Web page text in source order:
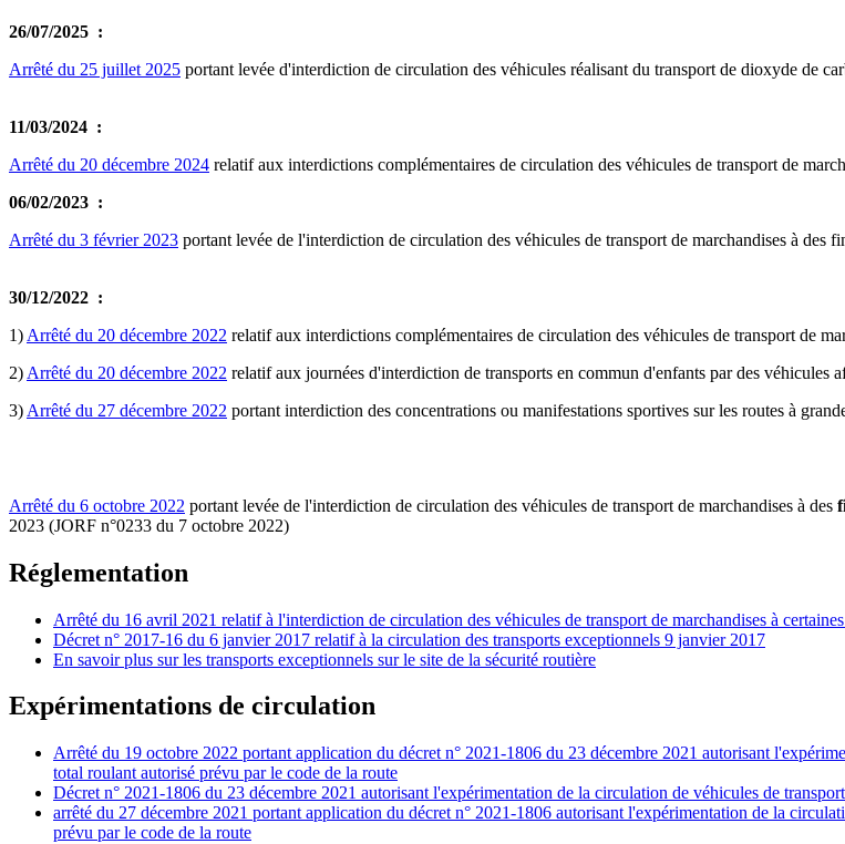
26/07/2025 :
Arrêté du 25 juillet 2025 portant levée d'interdiction de circulation des véhicules réalisant du transport de dioxyde de
11/03/2024 :
Arrêté du 20 décembre 2024 relatif aux interdictions complémentaires de circulation des véhicules de transport de
06/02/2023 :
Arrêté du 3 février 2023 portant levée de l'interdiction de circulation des véhicules de transport de marchandises à
30/12/2022 :
1) Arrêté du 20 décembre 2022 relatif aux interdictions complémentaires de circulation des véhicules de transport de
2) Arrêté du 20 décembre 2022 relatif aux journées d'interdiction de transports en commun d'enfants par des véhicules
3) Arrêté du 27 décembre 2022 portant interdiction des concentrations ou manifestations sportives sur les routes à
Arrêté du 6 octobre 2022 portant levée de l'interdiction de circulation des véhicules de transport de marchandises à des
2023 (JORF n°0233 du 7 octobre 2022)
Réglementation
Arrêté du 16 avril 2021 relatif à l'interdiction de circulation des véhicules de transport de marchandises à
Décret n° 2017-16 du 6 janvier 2017 relatif à la circulation des transports exceptionnels 9 janvier 2017
En savoir plus sur les transports exceptionnels sur le site de la sécurité routière
Expérimentations de circulation
Arrêté du 19 octobre 2022 portant application du décret n° 2021-1806 du 23 décembre 2021 autorisant
total roulant autorisé prévu par le code de la route
Décret n° 2021-1806 du 23 décembre 2021 autorisant l'expérimentation de la circulation de véhicules de
arrêté du 27 décembre 2021 portant application du décret n° 2021-1806 autorisant l'expérimentation de la
prévu par le code de la route